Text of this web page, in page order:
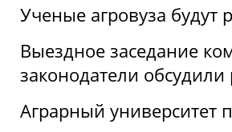
Ученые агровуза
Выездное заседание
законодатели
Аграрный университет